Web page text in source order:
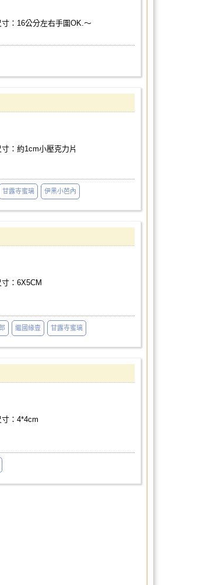
寸：16公分左右手圍OK.～
寸：約1cm小壓克力片
甘露寺蜜璃 伊黑小芭內
寸：6X5CM
繼國緣壹 甘露寺蜜璃
寸：4*4cm